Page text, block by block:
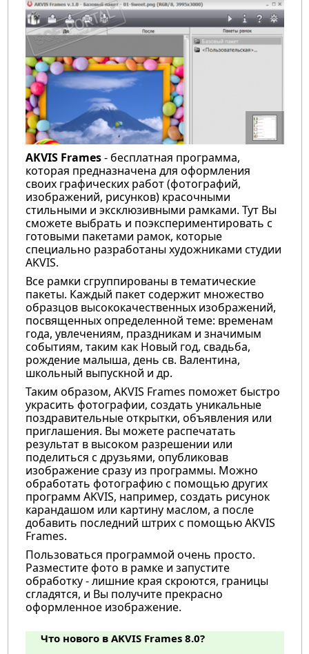
AKVIS Frames- бесплатная программа,
которая предназначена для оформления
своих графических работ (фотографий,
изображений, рисунков) красочными
стильными и эксклюзивными рамками. Тут Вы
сможете выбрать и поэкспериментировать с
готовыми пакетами рамок, которые
специально разработаны художниками студии
AKVIS.
Все рамки сгруппированы в тематические
пакеты. Каждый пакет содержит множество
образцов высококачественных изображений,
посвященных определенной теме: временам
года, увлечениям, праздникам и значимым
событиям, таким как Новый год, свадьба,
рождение малыша, день св. Валентина,
школьный выпускной и др.
Таким образом, AKVIS Frames поможет быстро
украсить фотографии, создать уникальные
поздравительные открытки, объявления или
приглашения. Вы можете распечатать
результат в высоком разрешении или
поделиться с друзьями, опубликовав
изображение сразу из программы. Можно
обработать фотографию с помощью других
программ AKVIS, например, создать рисунок
карандашом или картину маслом, а после
добавить последний штрих с помощью AKVIS
Frames.
Пользоваться программой очень просто.
Разместите фото в рамке и запустите
обработку - лишние края скроются, границы
сгладятся, и Вы получите прекрасно
оформленное изображение.
Что нового в AKVIS Frames 8.0?